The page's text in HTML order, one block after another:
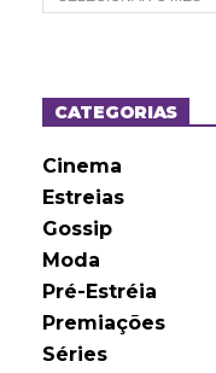
r
o
sCATEGORIAS
Cinema
Estreias
Gossip
Moda
Pré-Estréia
Premiações
Séries